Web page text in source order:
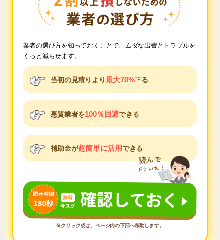
業者の選び方を知っておくことで、ムダな出費とトラブルを
ぐっと減らせます。
当初の見積りより最大70%下る
悪質業者を100％回避できる
補助金が超簡単に活用できる
※クリック後は、ページ内の下部へ移動します。